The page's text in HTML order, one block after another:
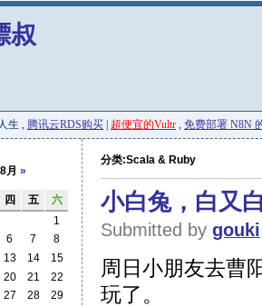
叔
生 , 腾讯云RDS购买 超便宜的Vultr , 免费部署 N8N
分类:Scala & Ruby
小白兔，白又
Submitted by gouki
周日小朋友去曹
玩了。
月 »
四 五
六
1
6 7
8
13 14
15
20 21
22
27 28
29